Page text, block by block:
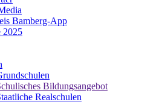
Bamberg-App
2025
Bildungsangebot
Realschulen